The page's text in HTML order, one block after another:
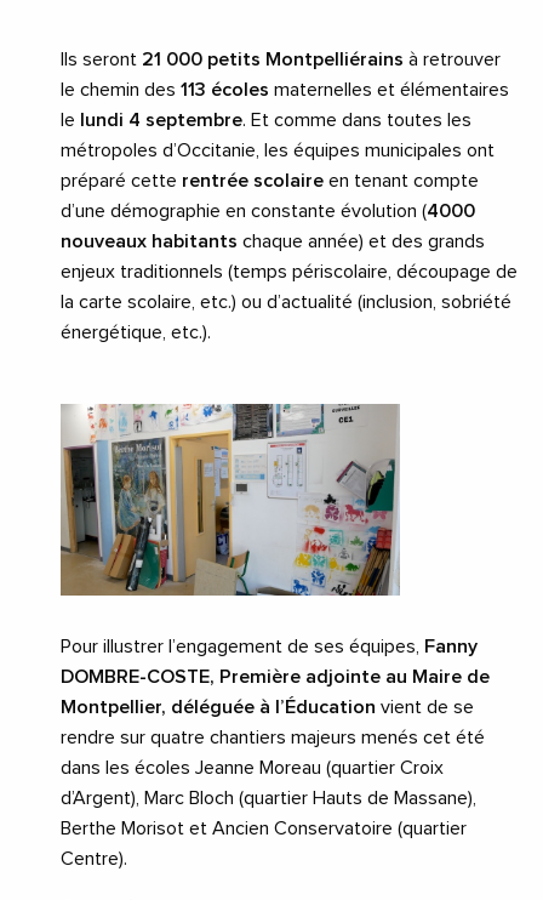
Ils seront 21 000 petits Montpelliérains à retrouver
le chemin des 113 écoles maternelles et élémentaires
le
lundi 4 septembre. Et comme dans toutes les
métropoles d’Occitanie, les équipes municipales ont
préparé cette rentrée scolaire en tenant compte
d’une démographie en constante évolution (4000
nouveaux habitants chaque année) et des grands
enjeux traditionnels (temps périscolaire, découpage de
la carte scolaire, etc.) ou d’actualité (inclusion, sobriété
énergétique, etc.).
Pour illustrer l’engagement de ses équipes,
Fanny
DOMBRE-COSTE, Première adjointe au Maire de
Montpellier, déléguée à l’Éducation vient de se
rendre sur quatre chantiers majeurs menés cet été
dans les écoles Jeanne Moreau (quartier Croix
d’Argent), Marc Bloch (quartier Hauts de Massane),
Berthe Morisot et Ancien Conservatoire (quartier
Centre).